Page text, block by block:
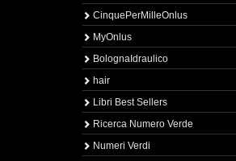
CinquePerMilleOnlus
MyOnlus
BolognaIdraulico
hair
Libri Best Sellers
Ricerca Numero Verde
Numeri Verdi